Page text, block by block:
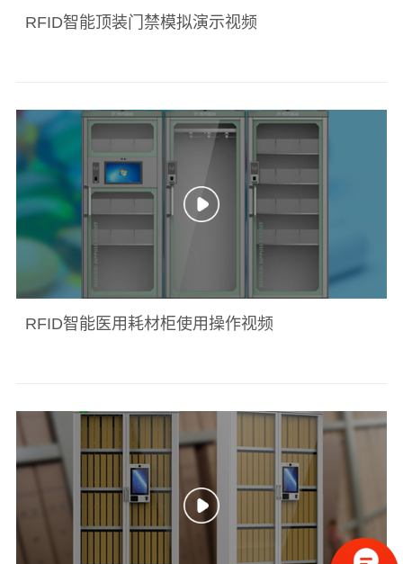
RFID智能顶装门禁模拟演示视频
RFID智能医用耗材柜使用操作视频